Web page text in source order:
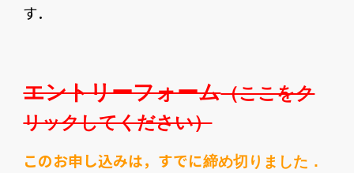
す．
エントリーフォーム（ここをク
リックしてください）
このお申し込みは，すでに締め切りました ．